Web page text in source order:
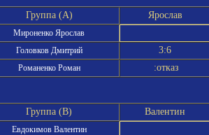
Группа (A) Ярослав
Мироненко Ярослав
Головков Дмитрий
3:6
Романенко Роман :отказ
Группа (B) Валентин
Евдокимов Валентин